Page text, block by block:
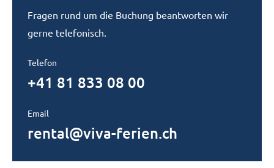
Fragen rund um die Buchung beantworten wir
gerne telefonisch.
Telefon
+41 81 833 08 00
Email
rental@viva-ferien.ch